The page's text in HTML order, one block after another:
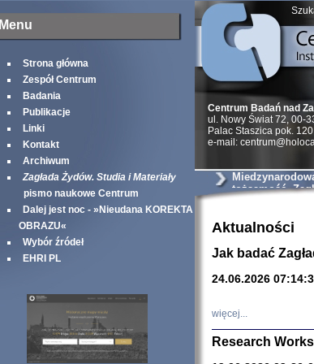
Menu
Strona główna
Zespół Centrum
Badania
Publikacje
Linki
Kontakt
Archiwum
Zagłada Żydów. Studia i Materiały
pismo naukowe Centrum
Dalej jest noc - »Nieudana KOREKTA
OBRAZU«
Wybór źródeł
EHRI PL
Centrum Badań nad
ul. Nowy Świat 72, 00-
Palac Staszica pok. 120
e-mail:
tożsamość,
Aktualności
Jak badać
24.06.2026
więcej...
Research